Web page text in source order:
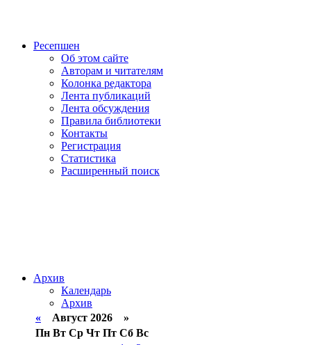
Ресепшен
Об этом сайте
Авторам и читателям
Колонка редактора
Лента публикаций
Лента обсуждения
Правила библиотеки
Контакты
Регистрация
Статистика
Расширенный поиск
Архив
Календарь
Архив
« Август 2026 »
Пн Вт Ср Чт Пт Сб Вс